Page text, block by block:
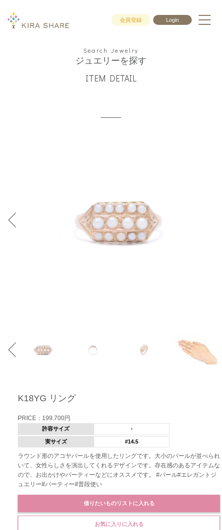
会員登録 Login
Search Jewelry
ジュエリーを探す
ITEM DETAIL
K18YG リング
PRICE：199,700円
許容サイズ -
実サイズ #14.5
ラウンド形のアコヤパールを使用したリングです。大小のパールが並べられ
いて、女性らしさを演出してくれるデザインです。存在感のあるアイテムな
ので、お出かけやパーティーなどにオススメです。 #パール#エレガントジ
ュエリー#パーティー#普段使い
借りたいものリストに入れる
お気に入りに入れる